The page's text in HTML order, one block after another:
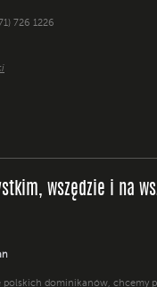
726 1226
wszędzie i na
polskich dominikanów, chcemy